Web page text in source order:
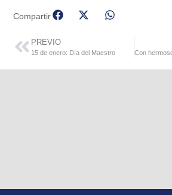
Compartir
PREVIO
15 de enero: Día del Maestro